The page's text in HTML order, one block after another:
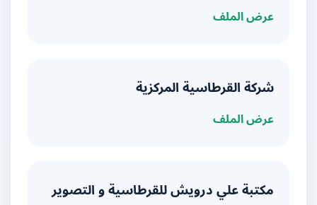
عرض الملف
شركة القرطاسية المركزية
عرض الملف
مكتبة علي درويش للقرطاسية و التصوير